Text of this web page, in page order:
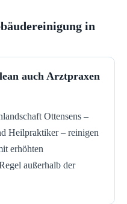
in
auch Arztpraxen
Ottensens –
Heilpraktiker – reinigen
erhöhten
außerhalb der